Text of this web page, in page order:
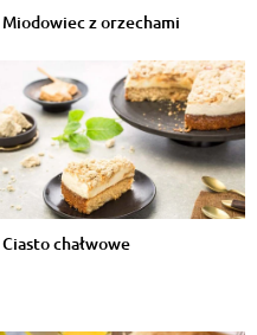
Miodowiec z orzechami
Ciasto chałwowe